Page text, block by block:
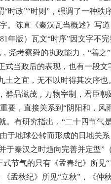
时政”“时则”，强调了一种秩
。陈直《秦汉瓦当概述》写
年版）瓦文“时序”因文字不
尧考察舜的执政能力，“善之
当政后的表现，也有一段文
土之宜，无不以时得其次序也
群品滋茂，万物宰制，君臣
要，直接关系到“阴阳和，风
。有研究指出，“二十四节气
于地球公转而形成的日地关
于秦汉之时趋向完善并定型”
节气的只有《孟春纪》所见
孟秋纪》所见“立秋”，《仲